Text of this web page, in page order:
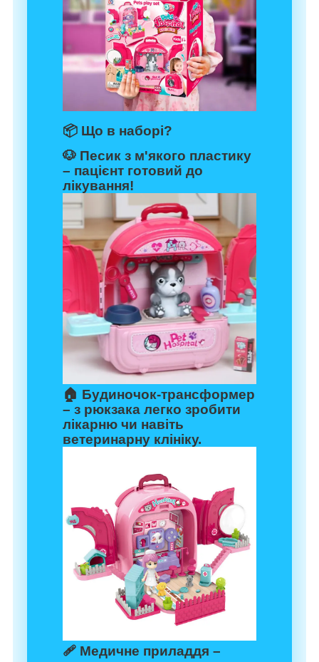
📦 Що в наборі?
🐶 Песик з м'якого пластику
– пацієнт готовий до
лікування!
🏠 Будиночок-трансформер
– з рюкзака легко зробити
лікарню чи навіть
ветеринарну клініку.
🩹 Медичне приладдя –